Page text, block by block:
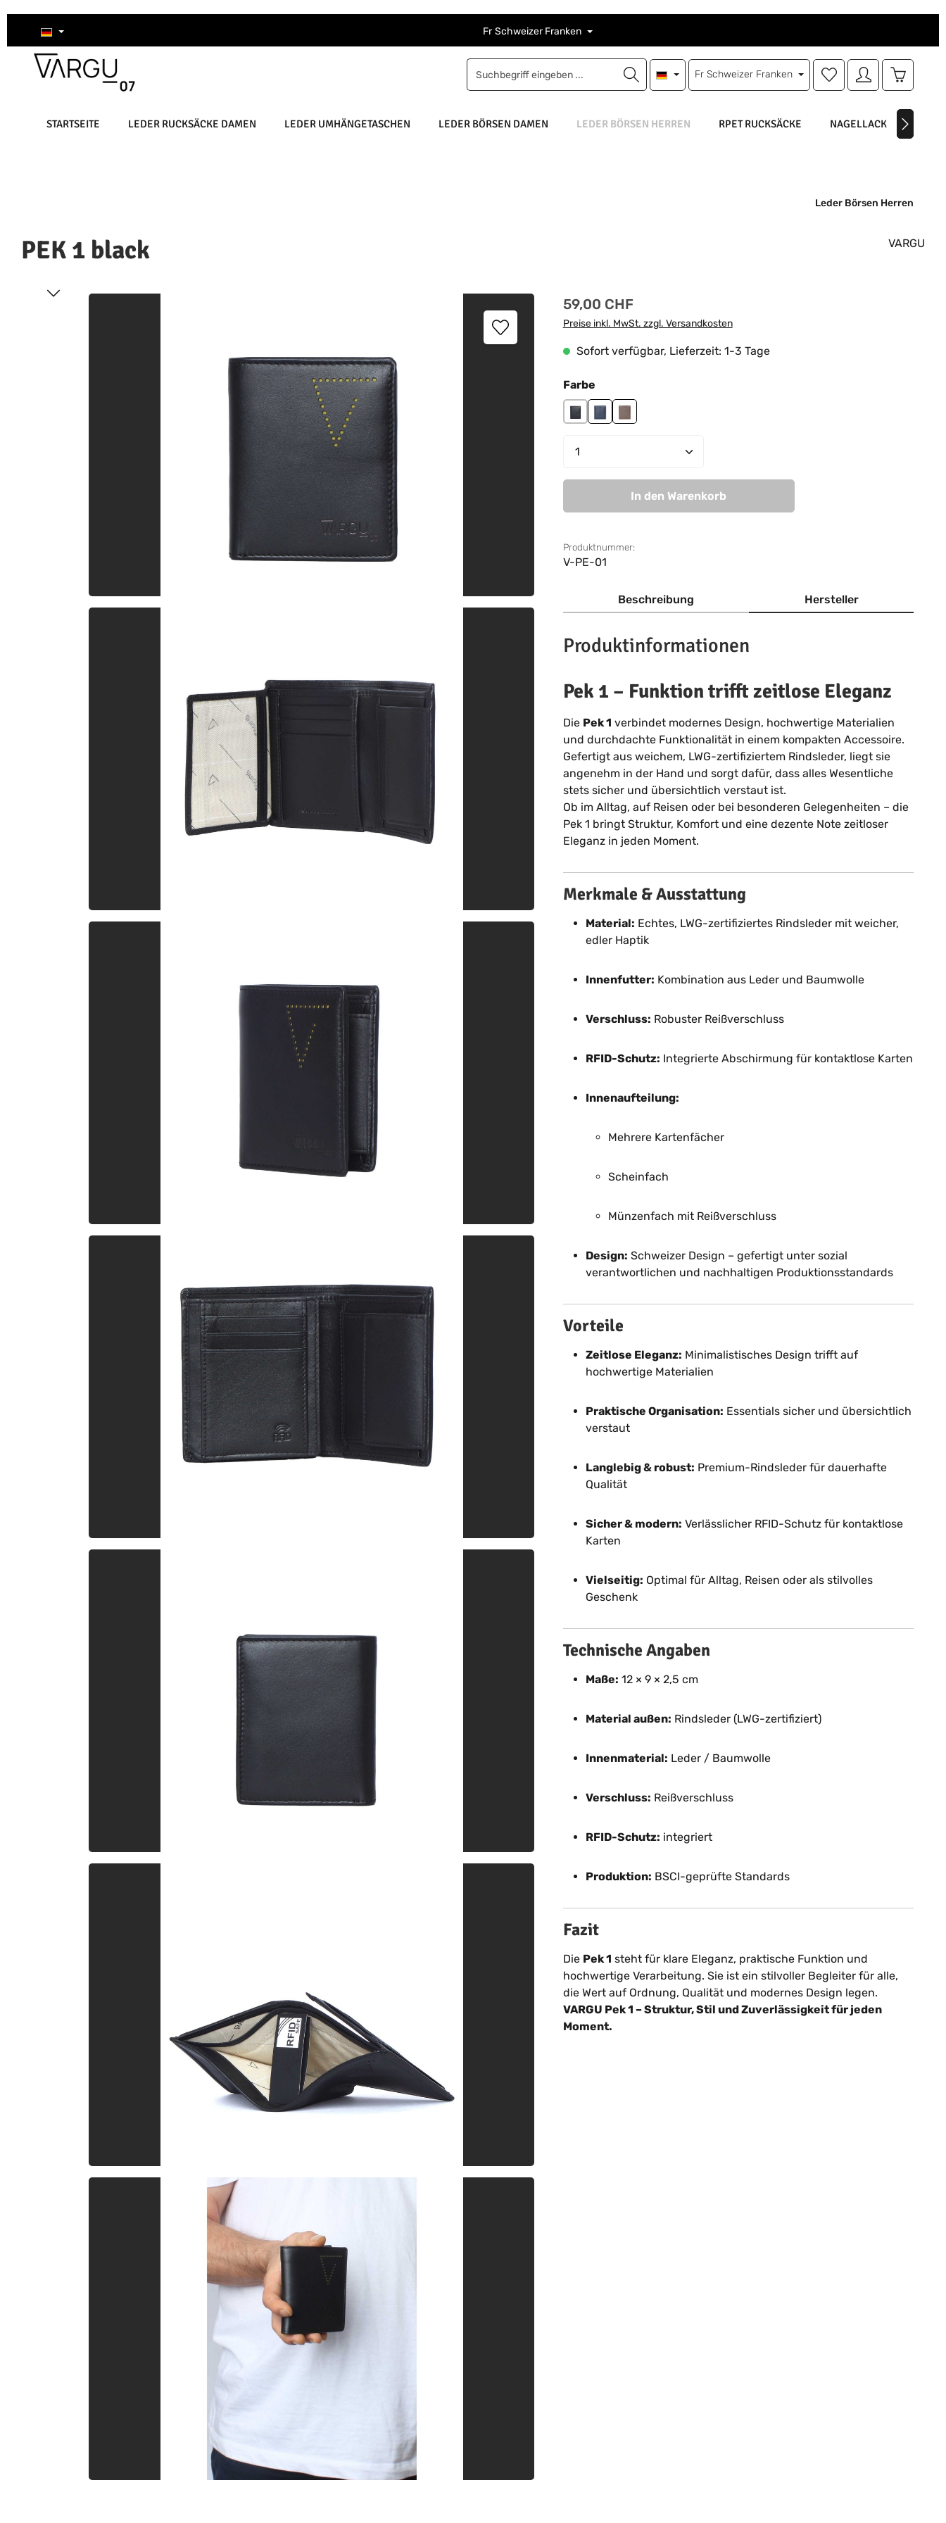
Hauptinhalt springen
Zur Suche springen
Zur Hauptnavigation springen Fr Schweizer Franken
Fr Schweizer Franken
Du hast 0 Produkte auf
STARTSEITE LEDER RUCKSÄCKE DAMEN LEDER UMHÄNGETASCHEN LEDER BÖRSEN DAMEN LEDER BÖRSEN HERREN RPET RUCKSÄCKE NAGELLACK
Leder Börsen Herren
PEK 1 black VARGU
Bildergalerie überspringen Regulärer Preis:
59,00 CHF
Preise inkl. MwSt. zzgl. Versandkosten
Sofort verfügbar, Lieferzeit: 1-3 Tage
Farbeauswählen
blacknavytaupe
Produkt Anzahl: Gib den gewünschten Wert
In den Warenkorb
Produktnummer:
V-PE-01
Beschreibung Hersteller
Produktinformationen
Pek 1 – Funktion trifft zeitlose Eleganz
Die Pek 1 verbindet modernes Design, hochwertige Materialien
und durchdachte Funktionalität in einem kompakten Accessoire.
Gefertigt aus weichem, LWG-zertifiziertem Rindsleder, liegt sie
angenehm in der Hand und sorgt dafür, dass alles Wesentliche
stets sicher und übersichtlich verstaut ist.
Ob im Alltag, auf Reisen oder bei besonderen Gelegenheiten – die
Pek 1 bringt Struktur, Komfort und eine dezente Note zeitloser
Eleganz in jeden Moment.
Merkmale & Ausstattung
Material: Echtes, LWG-zertifiziertes Rindsleder mit weicher,
edler Haptik
Innenfutter: Kombination aus Leder und Baumwolle
Verschluss: Robuster Reißverschluss
RFID-Schutz: Integrierte Abschirmung für kontaktlose Karten
Innenaufteilung:
Mehrere Kartenfächer
Scheinfach
Münzenfach mit Reißverschluss
Design: Schweizer Design – gefertigt unter sozial
verantwortlichen und nachhaltigen Produktionsstandards
Vorteile
Zeitlose Eleganz: Minimalistisches Design trifft auf
hochwertige Materialien
Praktische Organisation: Essentials sicher und übersichtlich
verstaut
Langlebig & robust: Premium-Rindsleder für dauerhafte
Qualität
Sicher & modern: Verlässlicher RFID-Schutz für kontaktlose
Karten
Vielseitig: Optimal für Alltag, Reisen oder als stilvolles
Geschenk
Technische Angaben
Maße: 12 × 9 × 2,5 cm
Material außen: Rindsleder (LWG-zertifiziert)
Innenmaterial: Leder / Baumwolle
Verschluss: Reißverschluss
RFID-Schutz: integriert
Produktion: BSCI-geprüfte Standards
Fazit
Die Pek 1 steht für klare Eleganz, praktische Funktion und
hochwertige Verarbeitung. Sie ist ein stilvoller Begleiter für alle,
die Wert auf Ordnung, Qualität und modernes Design legen.
VARGU Pek 1 – Struktur, Stil und Zuverlässigkeit für jeden
Moment.